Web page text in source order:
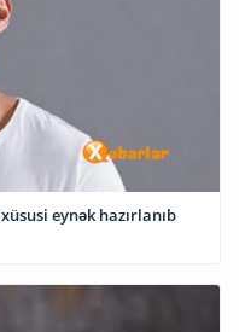
eynək hazırlanıb